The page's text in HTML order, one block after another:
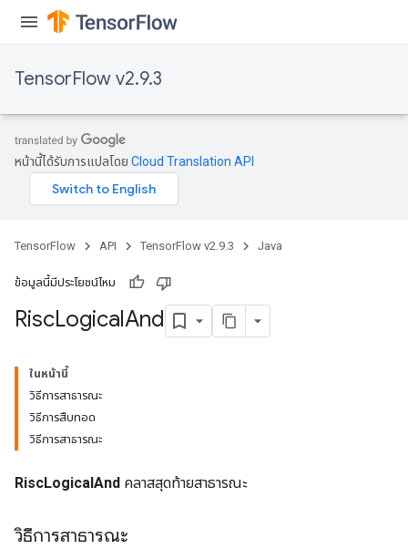
TensorFlow v2.9.3
หน้านี้ได้รับการแปลโดย Cloud Translation API
TensorFlow API TensorFlow v2.9.3 Java
ข้อมูลนี้มีประโยชน์ไหม
RiscLogicalAnd
ในหน้านี้
วิธีการสาธารณะ
วิธีการสืบทอด
วิธีการสาธารณะ
RiscLogicalAnd คลาสสุดท้ายสาธารณะ
วิธีการสาธารณะ